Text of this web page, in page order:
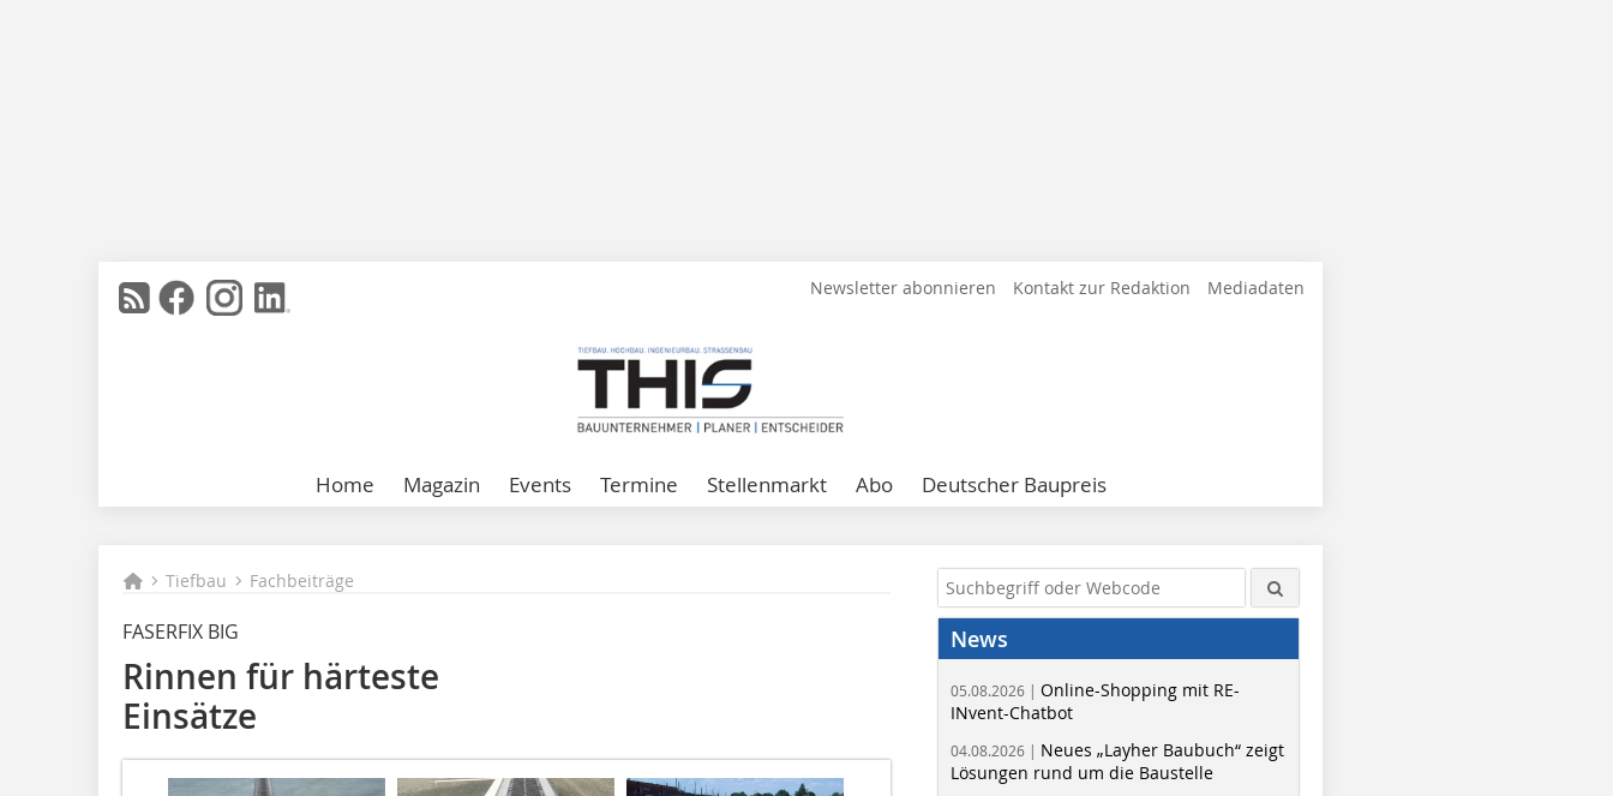
Newsletter abonnieren Kontakt zur Redaktion Mediadaten
Home Magazin Events Termine Stellenmarkt Abo Deutscher Baupreis
Tiefbau Fachbeiträge
FASERFIX BIG
Rinnen für härteste
Einsätze
News
05.08.2026 | Online-Shopping mit RE-
INvent-Chatbot
04.08.2026 | Neues „Layher Baubuch“ zeigt
Lösungen rund um die Baustelle